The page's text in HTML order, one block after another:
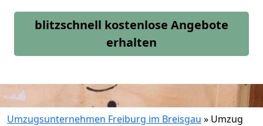
blitzschnell kostenlose Angebote
erhalten
Umzugsunternehmen Freiburg im Breisgau » Umzug